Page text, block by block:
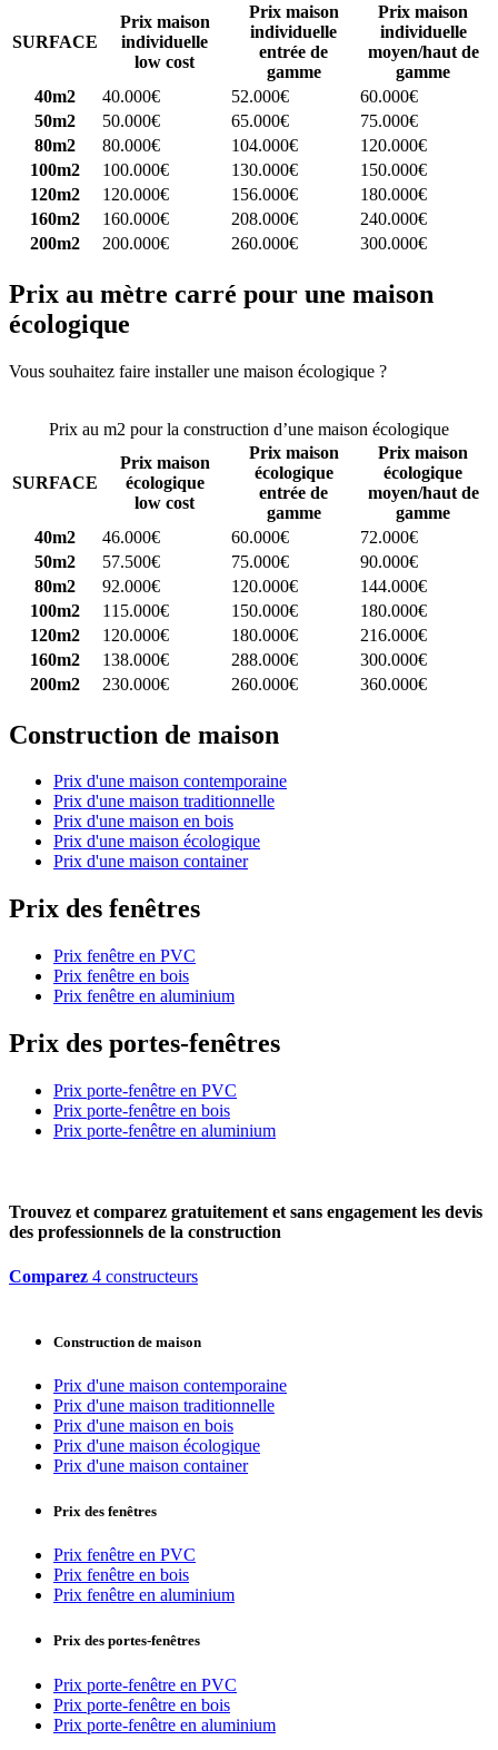
SURFACE
Prix maison
individuelle
low cost
Prix maison
individuelle
entrée de
gamme
Prix maison
individuelle
moyen/haut de
gamme
40m2
40.000€ 52.000€
60.000€
50m2
50.000€ 65.000€
75.000€
80m2
80.000€ 104.000€
120.000€
100m2
100.000€ 130.000€
150.000€
120m2
120.000€ 156.000€
180.000€
160m2
160.000€ 208.000€
240.000€
200m2
200.000€ 260.000€ 300.000€
Prix au mètre carré pour une maison
écologique
Vous souhaitez faire installer une maison écologique ?
Prix au m2 pour la construction d’une maison écologique
SURFACE
Prix maison
écologique
low cost
Prix maison
écologique
entrée de
gamme
Prix maison
écologique
moyen/haut de
gamme
40m2
46.000€ 60.000€
72.000€
50m2
57.500€ 75.000€
90.000€
80m2
92.000€ 120.000€
144.000€
100m2
115.000€ 150.000€
180.000€
120m2
120.000€ 180.000€
216.000€
160m2
138.000€ 288.000€
300.000€
200m2
230.000€ 260.000€ 360.000€
Construction de maison
Prix d'une maison contemporaine
Prix d'une maison traditionnelle
Prix d'une maison en bois
Prix d'une maison écologique
Prix d'une maison container
Prix des fenêtres
Prix fenêtre en PVC
Prix fenêtre en bois
Prix fenêtre en aluminium
Prix des portes-fenêtres
Prix porte-fenêtre en PVC
Prix porte-fenêtre en bois
Prix porte-fenêtre en aluminium
Trouvez et comparez gratuitement et sans engagement les devis
des professionnels de la construction
Comparez 4 constructeurs
Construction de maison
Prix d'une maison contemporaine
Prix d'une maison traditionnelle
Prix d'une maison en bois
Prix d'une maison écologique
Prix d'une maison container
Prix des fenêtres
Prix fenêtre en PVC
Prix fenêtre en bois
Prix fenêtre en aluminium
Prix des portes-fenêtres
Prix porte-fenêtre en PVC
Prix porte-fenêtre en bois
Prix porte-fenêtre en aluminium